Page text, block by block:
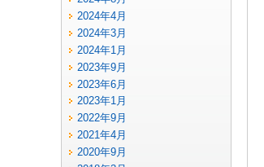
2024年4月
2024年3月
2024年1月
2023年9月
2023年6月
2023年1月
2022年9月
2021年4月
2020年9月